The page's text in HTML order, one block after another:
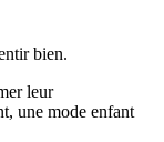
bien.
leur
une mode enfant